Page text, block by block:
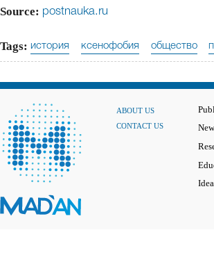
Source: postnauka.ru
Tags: история ксенофобия общество
ABOUT US
CONTACT US